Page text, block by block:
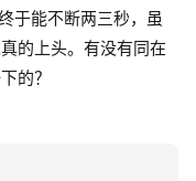
于能不断两三秒，虽
的上头。有没有同在
的？